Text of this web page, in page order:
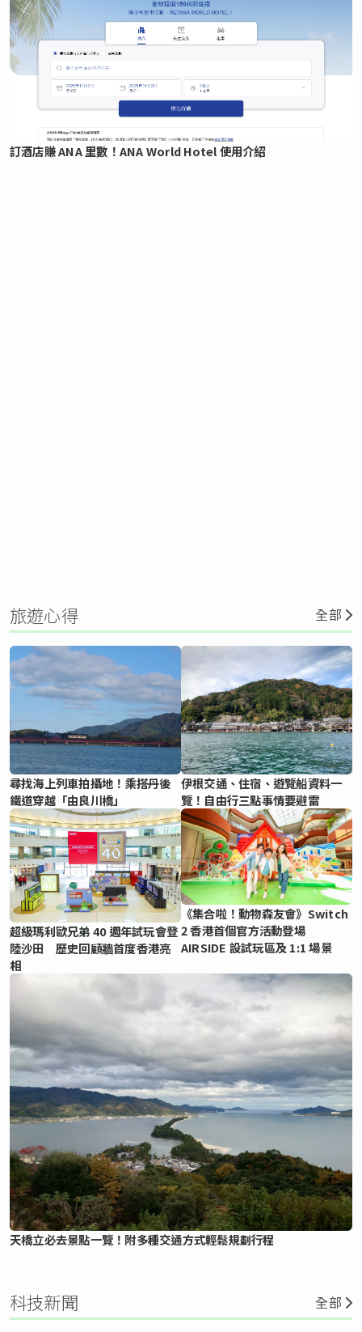
訂酒店賺 ANA 里數！ANA World Hotel 使用介紹
旅遊心得 全部
尋找海上列車拍攝地！乘搭丹後
鐵道穿越「由良川橋」
伊根交通、住宿、遊覽船資料一
覽！自由行三點事情要避雷
超級瑪利歐兄弟 40 週年試玩會登
陸沙田 歷史回顧牆首度香港亮
相
《集合啦！動物森友會》Switch
2 香港首個官方活動登場
AIRSIDE 設試玩區及 1:1 場景
天橋立必去景點一覽！附多種交通方式輕鬆規劃行程
科技新聞 全部